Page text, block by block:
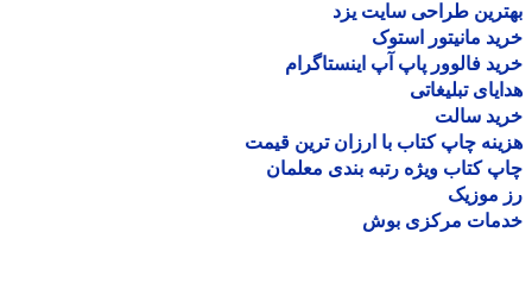
طراحی سایت یزد
مانیتور استوک
فالوور پاپ آپ اینستاگرام
تبلیغاتی
سالت
چاپ کتاب با ارزان ترین قیمت
کتاب ویژه رتبه بندی معلمان
موزیک
مرکزی بوش